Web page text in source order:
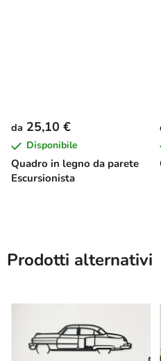
Quadro in legno da parete
Escursionista
da 25,10 €
Disponibile
Prodotti alternativi